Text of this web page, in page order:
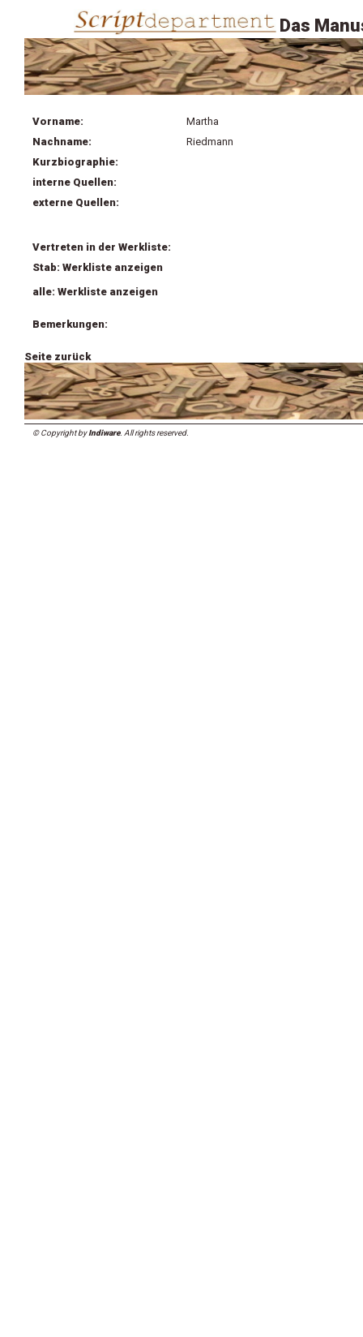
Das
Vorname:
Martha
Nachname:
Riedmann
Kurzbiographie:
interne Quellen:
externe Quellen:
Vertreten in der Werkliste:
Stab: Werkliste anzeigen
alle: Werkliste anzeigen
Bemerkungen:
Seite zurück
© Copyright byIndiware. All rights reserved.